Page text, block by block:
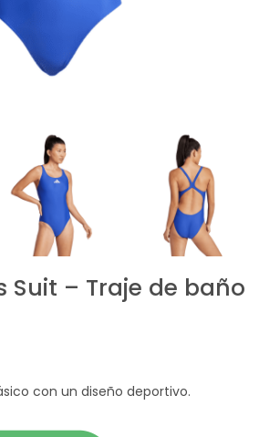
Suit – Traje de baño
con un diseño deportivo.